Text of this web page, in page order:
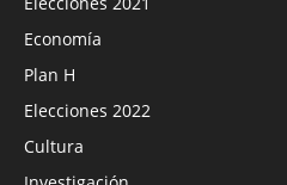
Economía
Plan H
Elecciones 2022
Cultura